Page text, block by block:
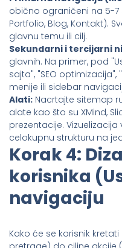
obično ograničeni na 5-7
Portfolio, Blog, Kontakt).
glavnu temu ili cilj.
Sekundarni i tercijarni
glavnih. Na primer, pod
sajta", "SEO
menije ili sidebar
Alati: Nacrtajte sitemap
alate kao što su XMind,
prezentacije.
celokupnu strukturu na
Korak 4:
korisnika
navigaciju
Kako će se korisnik